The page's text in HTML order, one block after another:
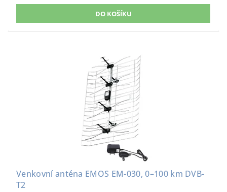
Venkovní anténa EMOS EM-030, 0–100 km DVB-
T2